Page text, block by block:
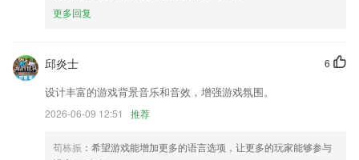
更多回复
6
邱炎士
设计丰富的游戏背景音乐和音效，增强游戏氛围。
2026-06-09 12:51 推荐
荀栋振 ：希望游戏能增加更多的语言选项，让更多的玩家能够参与